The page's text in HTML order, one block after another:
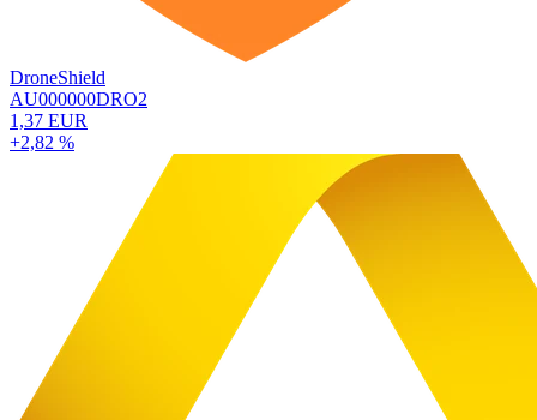
DroneShield
AU000000DRO2
1,37 EUR
+2,82 %